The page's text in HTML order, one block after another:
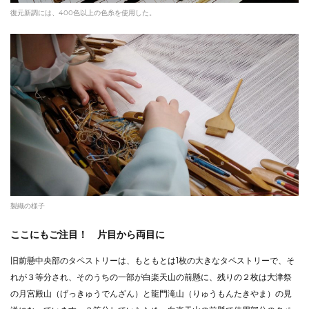
復元新調には、400色以上の色糸を使用した。
製織の様子
ここにもご注目！ 片目から両目に
旧前懸中央部のタペストリーは、もともとは1枚の大きなタペストリーで、そ
れが３等分され、そのうちの一部が白楽天山の前懸に、残りの２枚は大津祭
の月宮殿山（げっきゅうでんざん）と龍門滝山（りゅうもんたきやま）の見